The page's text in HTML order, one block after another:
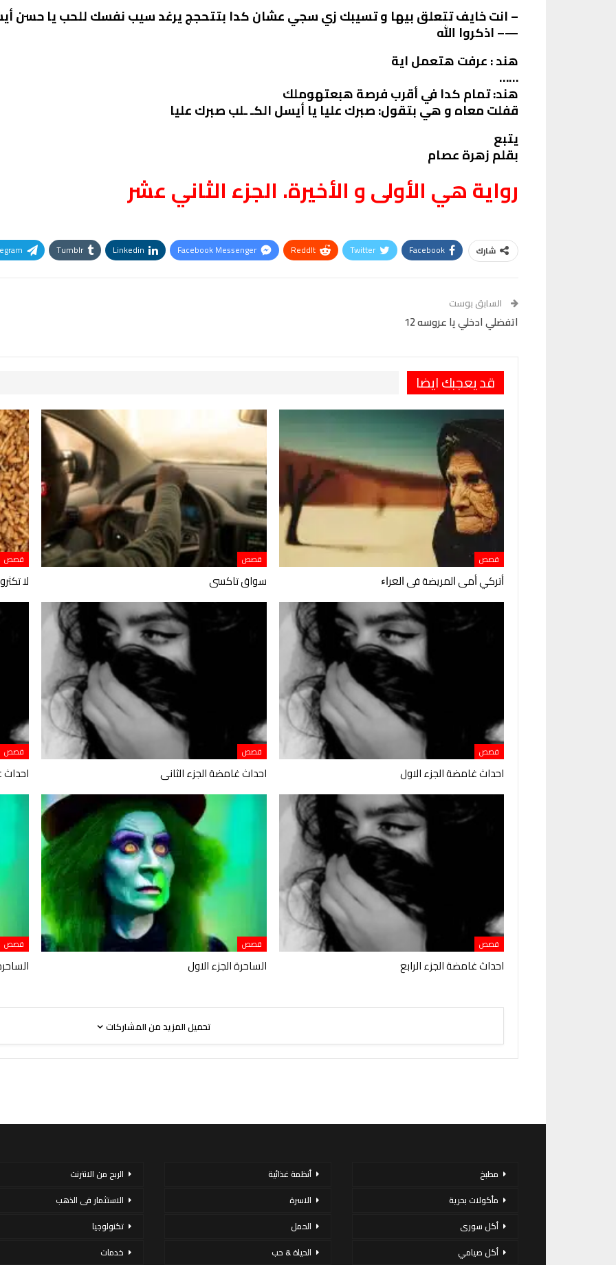
– انت خايف تتعلق بيها و تسيبك زي سجي عشان كدا بتتحجج يرغد سيب نفسك للحب يا حسن
—– اذكروا الله
هند : عرفت هتعمل اية
……
هند: تمام كدا في أقرب فرصة هبعتهوملك
قفلت معاه و هي بتقول: صبرك عليا يا أيسل الكـ ـلب صبرك عليا
يتبع
بقلم زهرة عصام
رواية هي الأولى و الأخيرة. الجزء الثاني عشر
شارك Facebook
Twitter
ReddIt
Facebook Messenger
Linkedin
Tumblr
السابق بوست
اتفضلي ادخلي يا عروسه 12
قد يعجبك ايضا
قصص
ﺃﺗﺮﻛﻲ ﺃﻣﻰ ﺍﻟﻤﺮﻳﻀﺔ ﻓﻰ ﺍﻟﻌﺮﺍﺀ
قصص
سواق تاكسى
قصص
لا
قصص
احداث غامضة الجزء الاول
قصص
احداث غامضة الجزء الثانى
قصص
احداث
قصص
احداث غامضة الجزء الرابع
قصص
الساحرة الجزء الاول
قصص
تحميل المزيد من المشاركات
مطبخ
مأكولات بحرية
أكل سورى
أكل صيامي
أنظمة غذائية
الاسرة
الحمل
الحياة & حب
الربح من الانترنت
الاستثمار فى الذهب
تكنولوجيا
خدمات